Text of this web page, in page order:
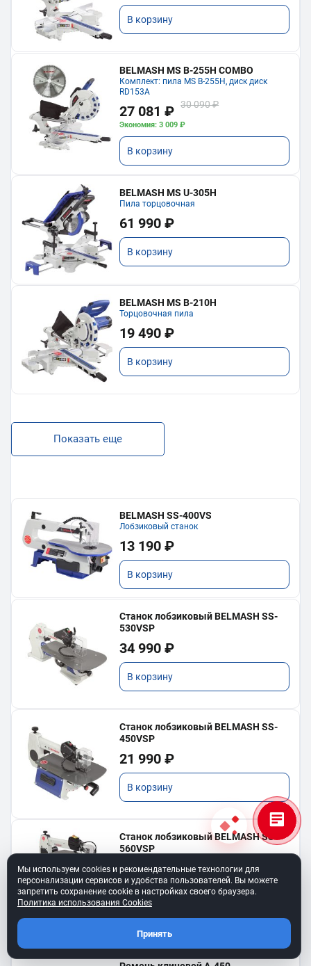
В корзину
BELMASH MS B-255H COMBO
Комплект: пила MS B-255H, диск диск
RD153A
27 081 ₽ 30 090 ₽
Экономия: 3 009 ₽
В корзину
BELMASH MS U-305H
Пила торцовочная
61 990 ₽
В корзину
BELMASH MS B-210H
Торцовочная пила
19 490 ₽
В корзину
Показать еще
BELMASH SS-400VS
Лобзиковый станок
13 190 ₽
В корзину
Станок лобзиковый BELMASH SS-
530VSP
34 990 ₽
В корзину
Станок лобзиковый BELMASH SS-
450VSP
21 990 ₽
В корзину
Станок лобзиковый BELMASH SS-
560VSP
35 990 ₽
В корзину
Мы используем cookies и рекомендательные технологии для
персонализации сервисов и удобства пользователей. Вы можете
запретить сохранение cookie в настройках своего браузера.
Политика использования Cookies
Принять